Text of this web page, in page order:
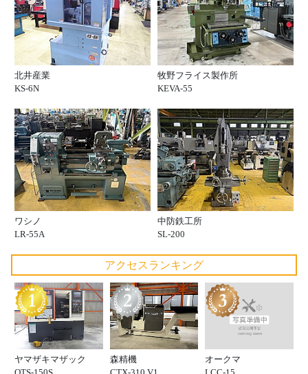
北井産業
KS-6N
牧野フライス製作所
KEVA-55
ワシノ
LR-55A
中防鉄工所
SL-200
アクセスランキング
ヤマザキマザック
森精機
オークマ